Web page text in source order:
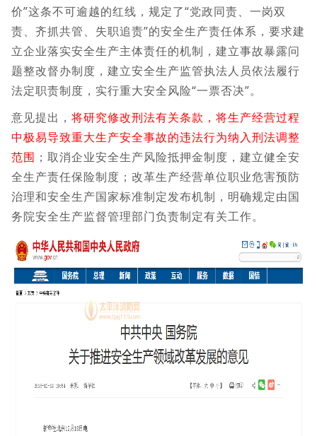
价”这条不可逾越的红线，规定了“党政同责、一岗双
责、齐抓共管、失职追责”的安全生产责任体系，要求建
立企业落实安全生产主体责任的机制，建立事故暴露问
题整改督办制度，建立安全生产监管执法人员依法履行
法定职责制度，实行重大安全风险“一票否决”。
意见提出， 将研究修改刑法有关条款，将生产经营过程
中极易导致重大生产安全事故的违法行为纳入刑法调整
范围 ；取消企业安全生产风险抵押金制度，建立健全安
全生产责任保险制度；改革生产经营单位职业危害预防
治理和安全生产国家标准制定发布机制，明确规定由国
务院安全生产监督管理部门负责制定有关工作。